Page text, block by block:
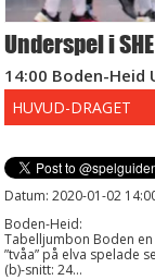
Underspel i SHE
14:00 Boden-Heid
HUVUD-DRAGET
Datum: 2020-01-02
Boden-Heid:
Tabelljumbon Boden
”tvåa” på elva spelade
(b)-snitt: 24...